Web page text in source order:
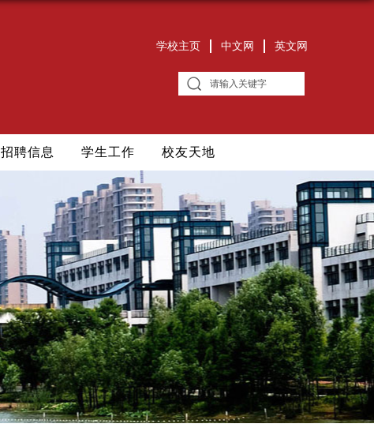
学校主页 中文网 英文网
招聘信息 学生工作 校友天地